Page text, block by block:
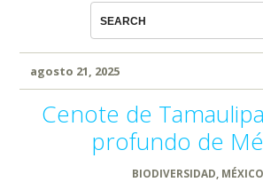
agosto 21, 2025
Cenote de
profundo de
BIODIVERSIDAD MÉXICO